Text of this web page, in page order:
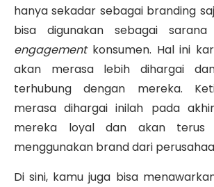
hanya sekadar sebagai branding
bisa digunakan sebagai sarana
engagementkonsumen. Hal ini
akan merasa lebih dihargai
terhubung dengan mereka.
merasa dihargai inilah pada
mereka loyal dan akan terus
menggunakan brand dari
Di sini, kamu juga bisa